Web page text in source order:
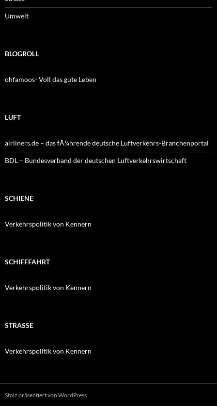
Umwelt
BLOGROLL
ohfamoos- Voll das gute Leben
LUFT
airliners.de – das fÃ¼hrende deutsche Luftverkehrs-Branchenportal
BDL – Bundesverband der deutschen Luftverkehrswirtschaft
SCHIENE
Verkehrspolitik von Kennern
SCHIFFFAHRT
Verkehrspolitik von Kennern
STRASSE
Verkehrspolitik von Kennern
Stolz präsentiert von WordPress